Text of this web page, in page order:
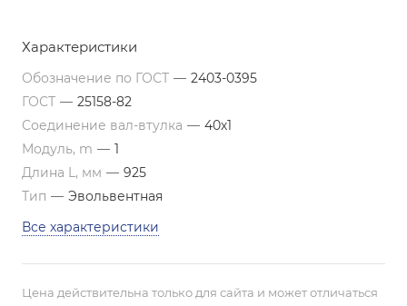
Характеристики
Обозначение по ГОСТ — 2403-0395
ГОСТ — 25158-82
Соединение вал-втулка — 40х1
Модуль, m — 1
Длина L, мм — 925
Тип — Эвольвентная
Все характеристики
Цена действительна только для сайта и может отличаться